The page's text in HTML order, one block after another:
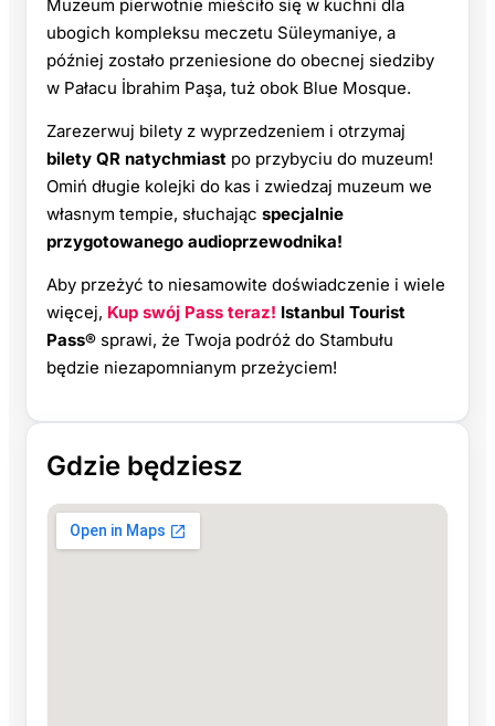
Muzeum pierwotnie mieściło się w kuchni dla
ubogich kompleksu meczetu Süleymaniye, a
później zostało przeniesione do obecnej siedziby
w Pałacu İbrahim Paşa, tuż obok Blue Mosque.
Zarezerwuj bilety z wyprzedzeniem i otrzymaj
bilety QR natychmiast po przybyciu do muzeum!
Omiń długie kolejki do kas i zwiedzaj muzeum we
własnym tempie, słuchając specjalnie
przygotowanego audioprzewodnika!
Aby przeżyć to niesamowite doświadczenie i wiele
więcej, Kup swój Pass teraz! Istanbul Tourist
Pass® sprawi, że Twoja podróż do Stambułu
będzie niezapomnianym przeżyciem!
Gdzie będziesz